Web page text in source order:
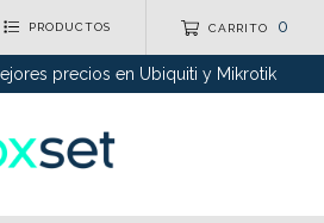
PRODUCTOS CARRITO 0
precios en Ubiquiti y Mikrotik